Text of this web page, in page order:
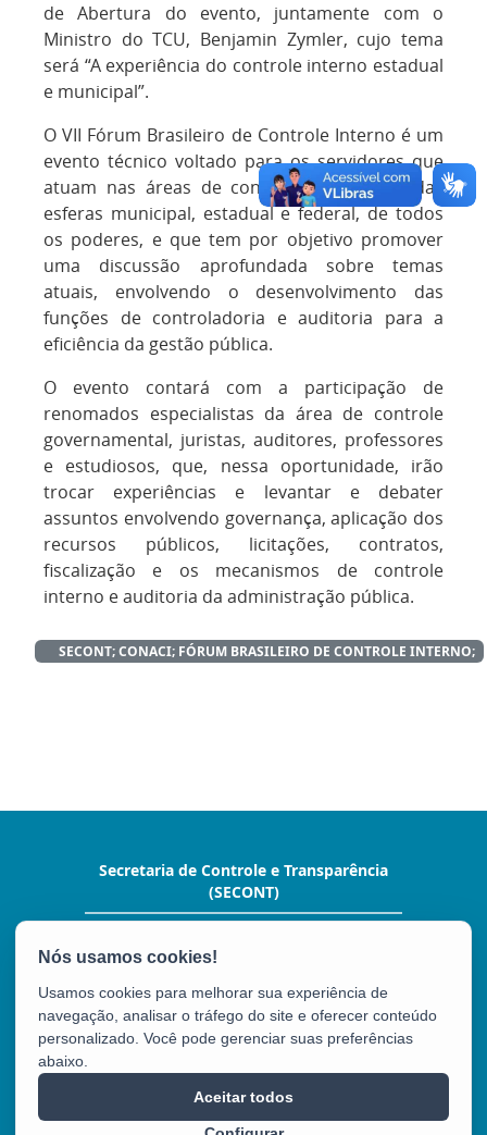
de Abertura do evento, juntamente com o
Ministro do TCU, Benjamin Zymler, cujo tema
será “A experiência do controle interno estadual
e municipal”.
O VII Fórum Brasileiro de Controle Interno é um
evento técnico voltado para os servidores que
atuam nas áreas de controle e auditoria das
esferas municipal, estadual e federal, de todos
os poderes, e que tem por objetivo promover
uma discussão aprofundada sobre temas
atuais, envolvendo o desenvolvimento das
funções de controladoria e auditoria para a
eficiência da gestão pública.
O evento contará com a participação de
renomados especialistas da área de controle
governamental, juristas, auditores, professores
e estudiosos, que, nessa oportunidade, irão
trocar experiências e levantar e debater
assuntos envolvendo governança, aplicação dos
recursos públicos, licitações, contratos,
fiscalização e os mecanismos de controle
interno e auditoria da administração pública.
SECONT; CONACI; FÓRUM BRASILEIRO DE CONTROLE INTERNO;
Secretaria de Controle e Transparência
(SECONT)
Hoffman,10º andar. - Enseada do Suá
Tel.: (27) 3636-5352
Usamos cookies para melhorar sua experiência de
navegação, analisar o tráfego do site e oferecer conteúdo
personalizado. Você pode gerenciar suas preferências
abaixo.
Aceitar todos